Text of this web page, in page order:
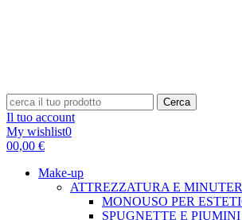
Cerca
Il tuo account
My wishlist0
00,00 €
Make-up
ATTREZZATURA E
MONOUSO PER
SPUGNETTE E PIUMINI